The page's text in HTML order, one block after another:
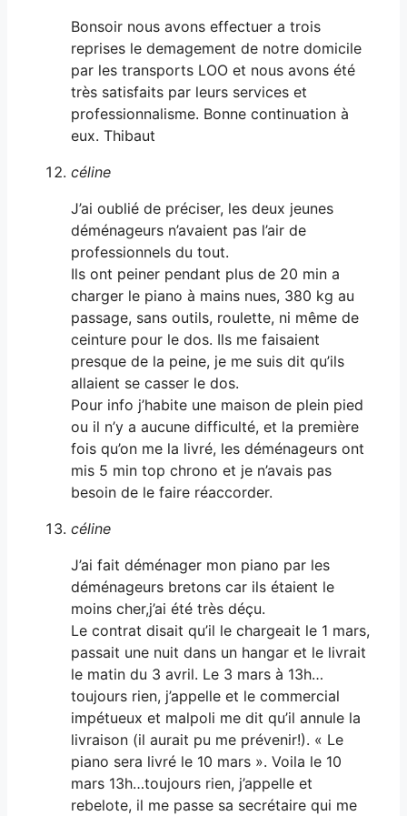
Bonsoir nous avons effectuer a trois
reprises le demagement de notre domicile
par les transports LOO et nous avons été
très satisfaits par leurs services et
professionnalisme. Bonne continuation à
eux. Thibaut
céline
J’ai oublié de préciser, les deux jeunes
déménageurs n’avaient pas l’air de
professionnels du tout.
Ils ont peiner pendant plus de 20 min a
charger le piano à mains nues, 380 kg au
passage, sans outils, roulette, ni même de
ceinture pour le dos. Ils me faisaient
presque de la peine, je me suis dit qu’ils
allaient se casser le dos.
Pour info j’habite une maison de plein pied
ou il n’y a aucune difficulté, et la première
fois qu’on me la livré, les déménageurs ont
mis 5 min top chrono et je n’avais pas
besoin de le faire réaccorder.
céline
J’ai fait déménager mon piano par les
déménageurs bretons car ils étaient le
moins cher,j’ai été très déçu.
Le contrat disait qu’il le chargeait le 1 mars,
passait une nuit dans un hangar et le livrait
le matin du 3 avril. Le 3 mars à 13h…
toujours rien, j’appelle et le commercial
impétueux et malpoli me dit qu’il annule la
livraison (il aurait pu me prévenir!). « Le
piano sera livré le 10 mars ». Voila le 10
mars 13h…toujours rien, j’appelle et
rebelote, il me passe sa secrétaire qui me